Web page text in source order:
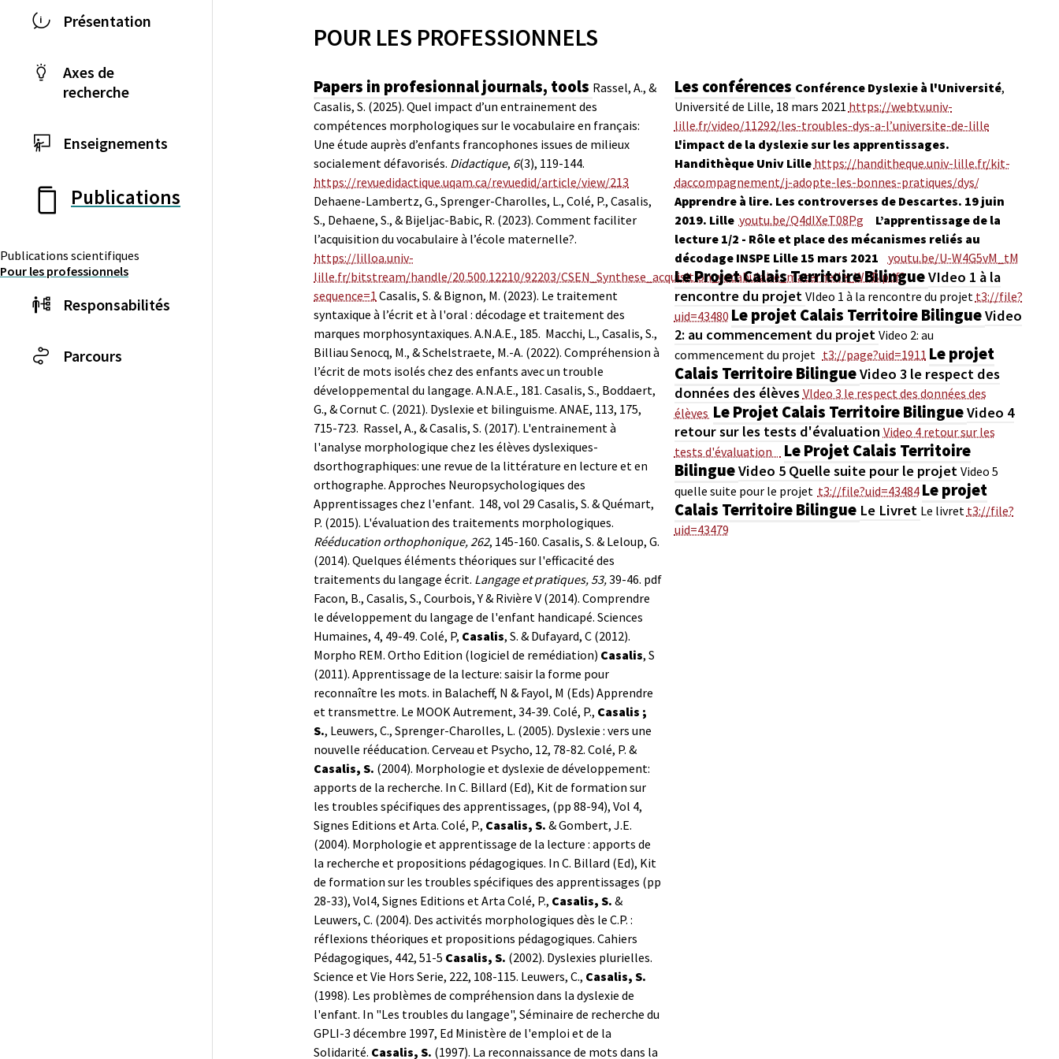
Présentation
Axes de
recherche
Enseignements
Publications
Publications scientifiques
Pour les professionnels
Responsabilités
Parcours
POUR LES PROFESSIONNELS
Papers in profesionnal journals, tools Rassel, A., &
Casalis, S. (2025). Quel impact d’un entrainement des
compétences morphologiques sur le vocabulaire en français:
Une étude auprès d’enfants francophones issues de milieux
socialement défavorisés. Didactique, 6(3), 119-144.
https://revuedidactique.uqam.ca/revuedid/article/view/213
Dehaene-Lambertz, G., Sprenger-Charolles, L., Colé, P., Casalis,
S., Dehaene, S., & Bijeljac-Babic, R. (2023). Comment faciliter
l’acquisition du vocabulaire à l’école maternelle?.
https://lilloa.univ-
lille.fr/bitstream/handle/20.500.12210/92203/CSEN_Synthese_acquisition_vocabulaire_maternelle_WEB.pdf?
sequence=1 Casalis, S. & Bignon, M. (2023). Le traitement
syntaxique à l’écrit et à l'oral : décodage et traitement des
marques morphosyntaxiques. A.N.A.E., 185. Macchi, L., Casalis, S.,
Billiau Senocq, M., & Schelstraete, M.-A. (2022). Compréhension à
l’écrit de mots isolés chez des enfants avec un trouble
développemental du langage. A.N.A.E., 181. Casalis, S., Boddaert,
G., & Cornut C. (2021). Dyslexie et bilinguisme. ANAE, 113, 175,
715-723. Rassel, A., & Casalis, S. (2017). L'entrainement à
l'analyse morphologique chez les élèves dyslexiques-
dsorthographiques: une revue de la littérature en lecture et en
orthographe. Approches Neuropsychologiques des
Apprentissages chez l'enfant. 148, vol 29 Casalis, S. & Quémart,
P. (2015). L'évaluation des traitements morphologiques.
Rééducation orthophonique, 262, 145-160. Casalis, S. & Leloup, G.
(2014). Quelques éléments théoriques sur l'efficacité des
traitements du langage écrit. Langage et pratiques, 53,39-46. pdf
Facon, B., Casalis, S., Courbois, Y & Rivière V (2014). Comprendre
le développement du langage de l'enfant handicapé. Sciences
Humaines, 4, 49-49. Colé, P, Casalis, S. & Dufayard, C (2012).
Morpho REM. Ortho Edition (logiciel de remédiation) Casalis, S
(2011). Apprentissage de la lecture: saisir la forme pour
reconnaître les mots. in Balacheff, N & Fayol, M (Eds) Apprendre
et transmettre. Le MOOK Autrement, 34-39. Colé, P., Casalis ;
S., Leuwers, C., Sprenger-Charolles, L. (2005). Dyslexie : vers une
nouvelle rééducation. Cerveau et Psycho, 12, 78-82. Colé, P. &
Casalis, S. (2004). Morphologie et dyslexie de développement:
apports de la recherche. In C. Billard (Ed), Kit de formation sur
les troubles spécifiques des apprentissages, (pp 88-94), Vol 4,
Signes Editions et Arta. Colé, P., Casalis, S. & Gombert, J.E.
(2004). Morphologie et apprentissage de la lecture : apports de
la recherche et propositions pédagogiques. In C. Billard (Ed), Kit
de formation sur les troubles spécifiques des apprentissages (pp
28-33), Vol4, Signes Editions et Arta Colé, P., Casalis, S. &
Leuwers, C. (2004). Des activités morphologiques dès le C.P. :
réflexions théoriques et propositions pédagogiques. Cahiers
Pédagogiques, 442, 51-5 Casalis, S. (2002). Dyslexies plurielles.
Science et Vie Hors Serie, 222, 108-115. Leuwers, C., Casalis, S.
(1998). Les problèmes de compréhension dans la dyslexie de
l'enfant. In "Les troubles du langage", Séminaire de recherche du
GPLI-3 décembre 1997, Ed Ministère de l'emploi et de la
Solidarité. Casalis, S. (1997). La reconnaissance de mots dans la
Les conférences Conférence Dyslexie à l'Université,
Université de Lille, 18 mars 2021 https://webtv.univ-
lille.fr/video/11292/les-troubles-dys-a-l’universite-de-lille
L'impact de la dyslexie sur les apprentissages.
Handithèque Univ Lille https://handitheque.univ-lille.fr/kit-
daccompagnement/j-adopte-les-bonnes-pratiques/dys/
Apprendre à lire. Les controverses de Descartes. 19 juin
2019. Lille youtu.be/Q4dIXeT08Pg
L’apprentissage de la
lecture 1/2 - Rôle et place des mécanismes reliés au
décodage INSPE Lille 15 mars 2021
youtu.be/U-W4G5vM_tM
Le Projet Calais Territoire BilingueVIdeo 1 à la
rencontre du projet VIdeo 1 à la rencontre du projet t3://file?
uid=43480 Le projet Calais Territoire BilingueVideo
2: au commencement du projet Video 2: au
commencement du projet t3://page?uid=1911 Le projet
Calais Territoire BilingueVideo 3 le respect des
données des élèves VIdeo 3 le respect des données des
élèves Le Projet Calais Territoire BilingueVideo 4
retour sur les tests d'évaluation Video 4 retour sur les
tests d'évaluation
Le Projet Calais Territoire
BilingueVideo 5 Quelle suite pour le projet Video 5
quelle suite pour le projet t3://file?uid=43484 Le projet
Calais Territoire Bilingue Le Livret Le livret t3://file?
uid=43479